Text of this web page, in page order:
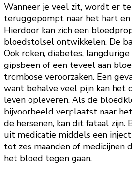
Wanneer je veel zit, wordt er
teruggepompt naar het hart en
Hierdoor kan zich een
bloedstolsel ontwikkelen. De
Ook roken, diabetes,
gipsbeen of een teveel aan
trombose veroorzaken. Een
want behalve veel pijn kan het
leven opleveren. Als de
bijvoorbeeld verplaatst naar
de hersenen, kan dit fataal zijn.
uit medicatie middels een
tot zes maanden of medicijnen
het bloed tegen gaan.